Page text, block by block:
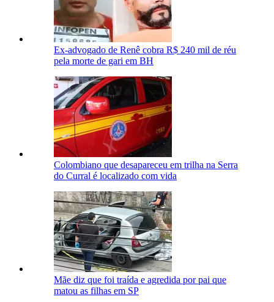
Ex-advogado de Renê cobra R$ 240 mil de réu
pela morte de gari em BH
Colombiano que desapareceu em trilha na Serra
do Curral é localizado com vida
Mãe diz que foi traída e agredida por pai que
matou as filhas em SP